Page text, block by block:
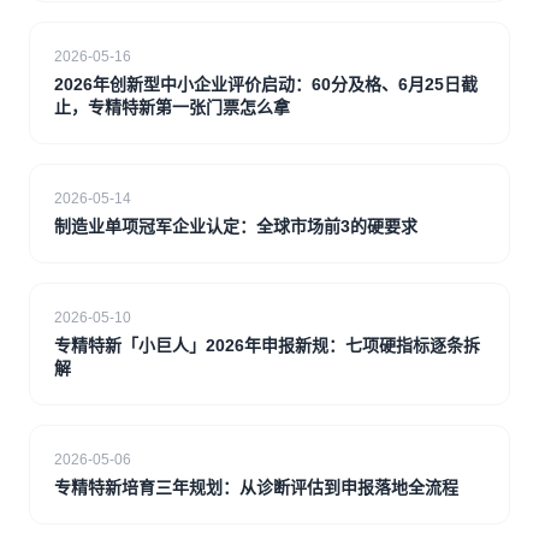
2026-05-16
2026年创新型中小企业评价启动：60分及格、6月25日截
止，专精特新第一张门票怎么拿
2026-05-14
制造业单项冠军企业认定：全球市场前3的硬要求
2026-05-10
专精特新「小巨人」2026年申报新规：七项硬指标逐条拆
解
2026-05-06
专精特新培育三年规划：从诊断评估到申报落地全流程